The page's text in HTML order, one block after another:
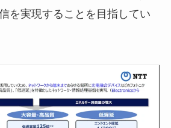
を実現することを目指してい